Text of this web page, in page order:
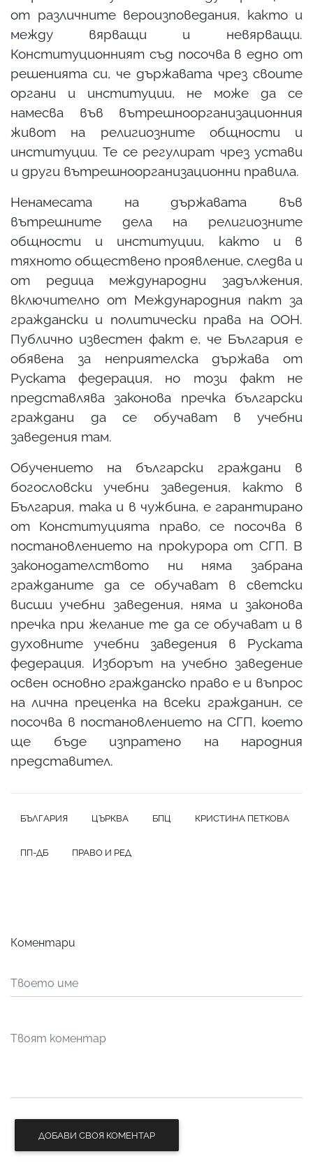
от различните вероизповедания, както и
между вярващи и невярващи.
Конституционният съд посочва в едно от
решенията си, че държавата чрез своите
органи и институции, не може да се
намесва във вътрешноорганизационния
живот на религиозните общности и
институции. Те се регулират чрез устави
и други вътрешноорганизационни правила.
Ненамесата на държавата във
вътрешните дела на религиозните
общности и институции, както и в
тяхното обществено проявление, следва и
от редица международни задължения,
включително от Международния пакт за
граждански и политически права на ООН.
Публично известен факт е, че България е
обявена за неприятелска държава от
Руската федерация, но този факт не
представлява законова пречка български
граждани да се обучават в учебни
заведения там.
Обучението на български граждани в
богословски учебни заведения, както в
България, така и в чужбина, е гарантирано
от Конституцията право, се посочва в
постановлението на прокурора от СГП. В
законодателството ни няма забрана
гражданите да се обучават в светски
висши учебни заведения, няма и законова
пречка при желание те да се обучават и в
духовните учебни заведения в Руската
федерация. Изборът на учебно заведение
освен основно гражданско право е и въпрос
на лична преценка на всеки гражданин, се
посочва в постановлението на СГП, което
ще бъде изпратено на народния
представител.
БЪЛГАРИЯ ЦЪРКВА БПЦ КРИСТИНА ПЕТКОВА
ПП-ДБ ПРАВО И РЕД
Коментари
ДОБАВИ СВОЯ КОМЕНТАР